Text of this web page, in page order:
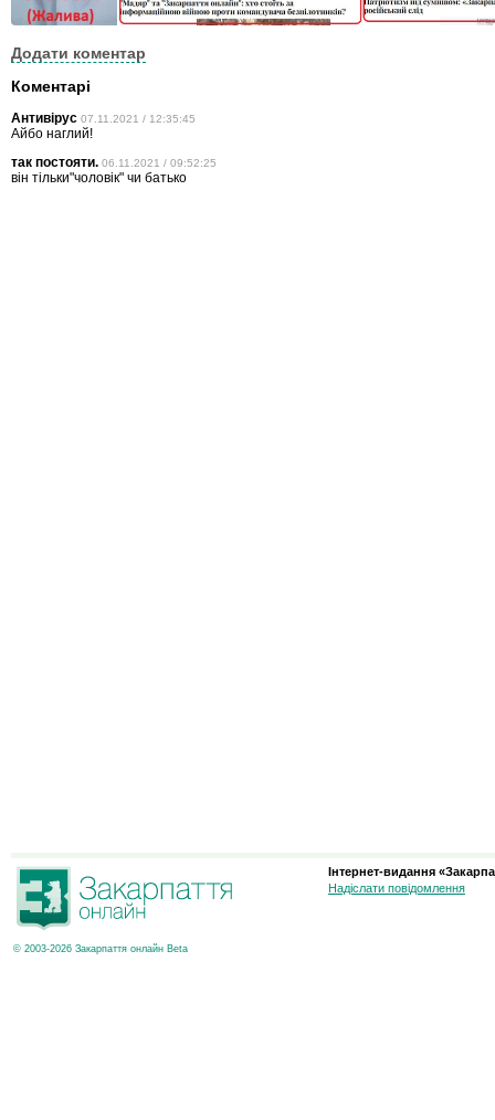
Додати коментар
Коментарі
Антивірус 07.11.2021 / 12:35:45
Айбо наглий!
так постояти. 06.11.2021 / 09:52:25
він тільки"чоловік" чи батько
© 2003-2026 Закарпаття онлайн Beta
Інтернет-видання
Надіслати повідомлення